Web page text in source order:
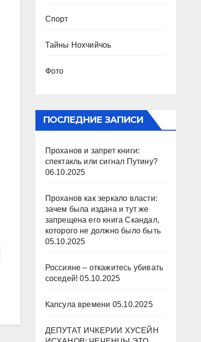
Спорт
Тайны Нохчийчоь
Фото
ПОСЛЕДНИЕ ЗАПИСИ
Проханов и запрет книги:
спектакль или сигнал Путину?
06.10.2025
Проханов как зеркало власти:
зачем была издана и тут же
запрещена его книга Скандал,
которого не должно было быть
05.10.2025
Россияне – откажитесь убивать
соседей! 05.10.2025
Капсула времени 05.10.2025
ДЕПУТАТ ИЧКЕРИИ ХУСЕЙН